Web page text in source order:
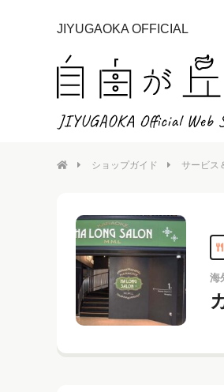
JIYUGAOKA OFFICIAL
ショップガイド サービス
海